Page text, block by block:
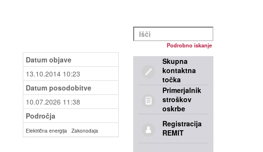
Datum objave
13.10.2014 10:23
Datum posodobitve
10.07.2026 11:38
Področja
Električna energija Zakonodaja
Podrobno iskanje
Skupna
kontaktna
točka
Primerjalnik
stroškov
oskrbe
Registracija
REMIT